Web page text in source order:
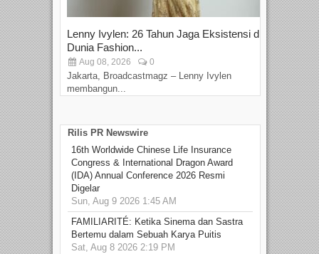
Lenny Ivylen: 26 Tahun Jaga Eksistensi di
Dunia Fashion...
Aug 08, 2026 0
Jakarta, Broadcastmagz – Lenny Ivylen
membangun...
Rilis PR Newswire
16th Worldwide Chinese Life Insurance
Congress & International Dragon Award
(IDA) Annual Conference 2026 Resmi
Digelar
Sun, Aug 9 2026 1:45 AM
FAMILIARITÉ: Ketika Sinema dan Sastra
Bertemu dalam Sebuah Karya Puitis
Sat, Aug 8 2026 2:19 PM